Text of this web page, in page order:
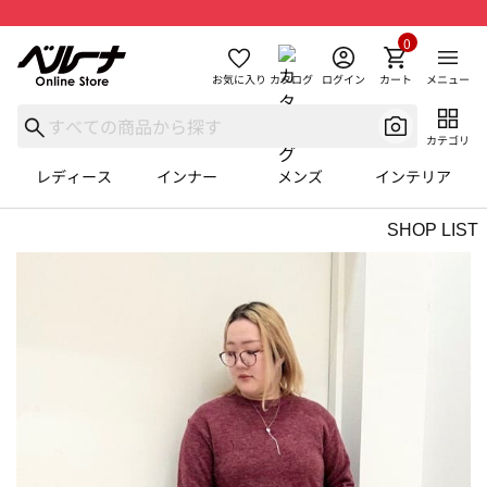
お気に入り カタログ ログイン カート
0
メニュー
カテゴリ
レディース インナー メンズ インテリア
SHOP LIST